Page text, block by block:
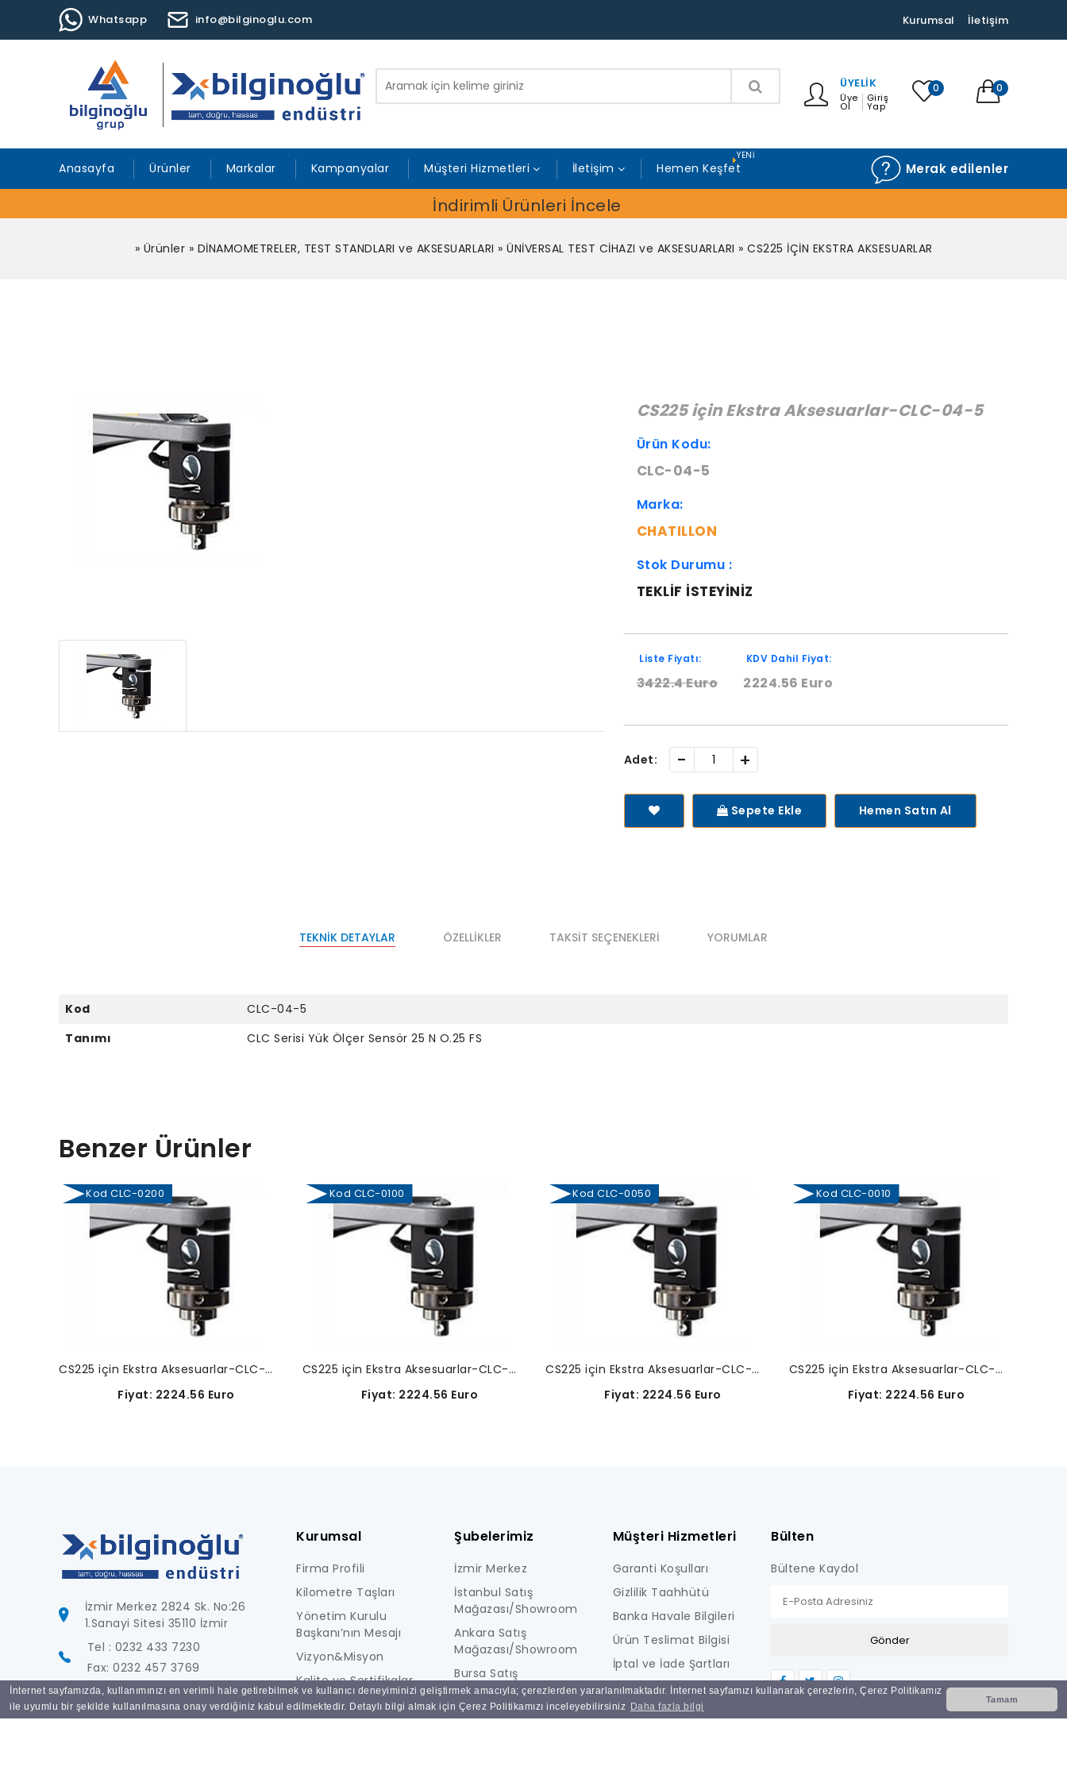
İnternet sayfamızda, kullanımınızı en verimli hale getirebilmek ve kullanıcı deneyiminizi geliştirmek amacıyla; çerezlerden yararlanılmaktadır. İnternet sayfamızı kullanarak çerezlerin, Çerez Politikamız
ile uyumlu bir şekilde kullanılmasına onay verdiğiniz kabul edilmektedir. Detaylı bilgi almak için Çerez Politikamızı inceleyebilirsiniz Daha fazla bilgi
Tamam
Whatsapp info@bilginoglu.com Kurumsal İletişim
ÜYELIK
Üye
Ol
Giriş
Yap
0 0
Anasayfa Ürünler Markalar Kampanyalar Müşteri Hizmetleri İletişim Hemen Keşfet
YENI
Merak edilenler
İndirimli Ürünleri İncele
» Ürünler » DİNAMOMETRELER, TEST STANDLARI ve AKSESUARLARI » ÜNİVERSAL TEST CİHAZI ve AKSESUARLARI » CS225 İÇİN EKSTRA AKSESUARLAR
CS225 için Ekstra Aksesuarlar-CLC-04-5
Ürün Kodu:
CLC-04-5
Marka:
CHATILLON
Stok Durumu :
TEKLIF ISTEYINIZ
Liste Fiyatı:
3422.4 Euro
KDV Dahil Fiyat:
2224.56 Euro
Adet: - +
Sepete Ekle Hemen Satın Al
TEKNIK DETAYLAR ÖZELLIKLER TAKSIT SEÇENEKLERI YORUMLAR
Kod
CLC-04-5
Tanımı
CLC Serisi Yük Ölçer Sensör 25 N O.25 FS
Benzer Ürünler
Kod CLC-0200
CS225 için Ekstra Aksesuarlar-CLC-0200
Fiyat: 2224.56 Euro
Kod CLC-0100
CS225 için Ekstra Aksesuarlar-CLC-0100
Fiyat: 2224.56 Euro
Kod CLC-0050
CS225 için Ekstra Aksesuarlar-CLC-0050
Fiyat: 2224.56 Euro
Kod CLC-0010
CS225 için Ekstra Aksesuarlar-CLC-0010
Fiyat: 2224.56 Euro
İzmir Merkez 2824 Sk. No:26
1.Sanayi Sitesi 35110 İzmir
Tel : 0232 433 7230
Fax: 0232 457 3769
info@bilginoglu.com
Kurumsal
Firma Profili
Kilometre Taşları
Yönetim Kurulu
Başkanı’nın Mesajı
Vizyon&Misyon
Kalite ve Sertifikalar
Foto Galeri
Şubelerimiz
İzmir Merkez
İstanbul Satış
Mağazası/Showroom
Ankara Satış
Mağazası/Showroom
Bursa Satış
Mağazası/Showroom
Ulucak Depo & Teknik
Müşteri Hizmetleri
Garanti Koşulları
Gizlilik Taahhütü
Banka Havale Bilgileri
Ürün Teslimat Bilgisi
İptal ve İade Şartları
KİŞİSEL VERİLERE İLİŞKİN
AYDINLATMA METNİ
Bülten
Bültene Kaydol